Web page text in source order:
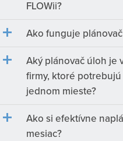
FLOWii?
Ako funguje
Aký plánovač úloh je
firmy, ktoré
jednom mieste?
Ako si efektívne
mesiac?